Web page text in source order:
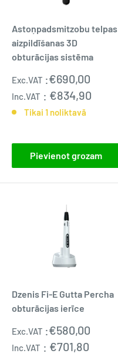
Astoņpadsmitzobu telpas
aizpildīšanas 3D
obturācijas sistēma
Pārdošanas
cena
Exc.VAT :€690,00
Inc.VAT : €834,90
Tikai 1 noliktavā
Pievienot grozam
Dzenis Fi-E Gutta Percha
obturācijas ierīce
Pārdošanas
cena
Exc.VAT :€580,00
Inc.VAT : €701,80